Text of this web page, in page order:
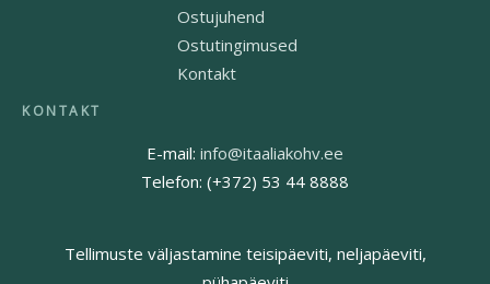
Ostujuhend
Ostutingimused
Kontakt
E-mail: info@itaaliakohv.ee
Telefon: (+372) 53 44 8888
Tellimuste väljastamine teisipäeviti, neljapäeviti,